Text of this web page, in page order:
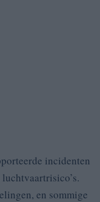
incidenten
en sommige